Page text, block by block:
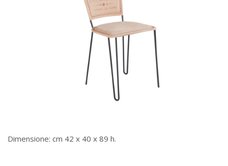
Dimensione: cm 42 x 40 x 89 h.